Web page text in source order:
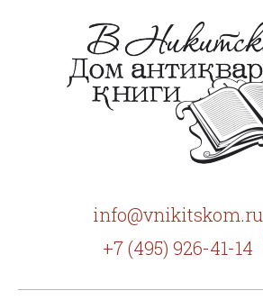
info@vnikitskom.ru
+7 (495) 926-41-14